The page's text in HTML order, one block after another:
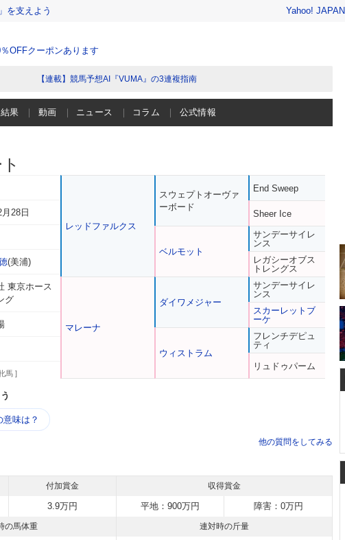
を支えよう Yahoo! JAPAN
％OFFクーポンあります
【連載】競馬予想AI『VUMA』の3連複指南
果 動画 ニュース コラム 公式情報
28日
(美浦)
東京ホース
グ
馬 ]
レッドファルクス
マレーナ
スウェプトオーヴァ
ーボード
ベルモット
ダイワメジャー
ウィストラム
End Sweep
Sheer Ice
サンデーサイレ
ンス
レガシーオブス
トレングス
サンデーサイレ
ンス
スカーレットブ
ーケ
フレンチデピュ
ティ
リュドゥパーム
意味は？
他の質問をしてみる
付加賞金 収得賞金
3.9万円 平地：900万円 障害：0万円
の馬体重 連対時の斤量